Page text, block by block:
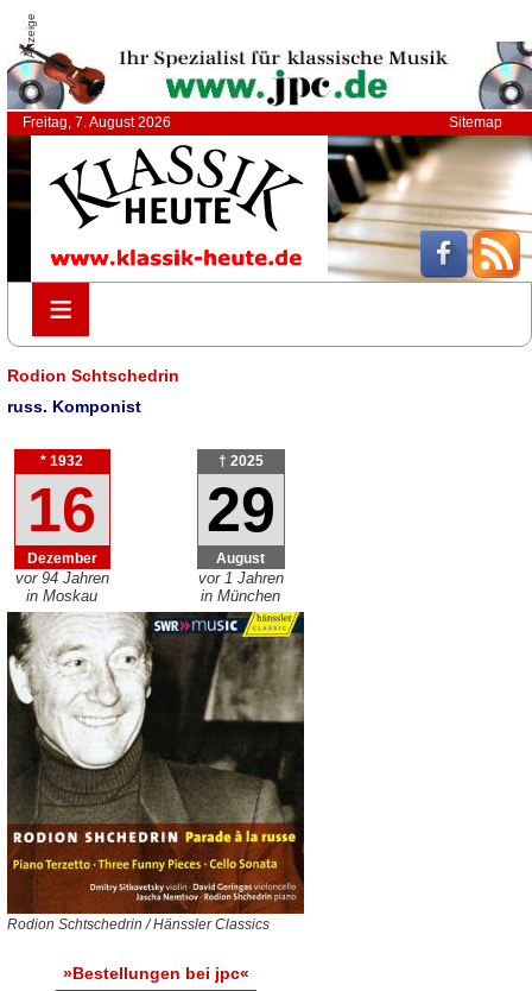
Anzeige
Freitag, 7. August 2026 Sitemap
≡
≡
Rodion Schtschedrin
russ. Komponist
* 1932
16
Dezember
vor 94 Jahren
in Moskau
† 2025
29
August
vor 1 Jahren
in München
Rodion Schtschedrin / Hänssler Classics
»Bestellungen bei jpc«